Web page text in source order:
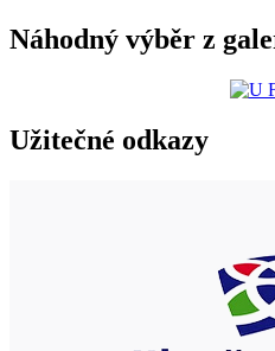
Náhodný výběr z
Užitečné odkazy